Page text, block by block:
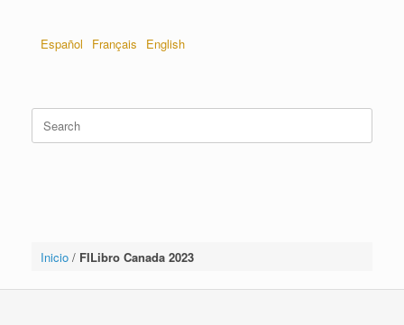
Español Français English
Inicio/ FILibro Canada 2023